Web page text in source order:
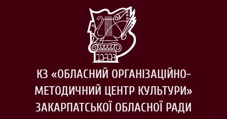
КЗ «ОБЛАСНИЙ ОРГАНІЗАЦІЙНО-
МЕТОДИЧНИЙ ЦЕНТР КУЛЬТУРИ»
ЗАКАРПАТСЬКОЇ ОБЛАСНОЇ РАДИ